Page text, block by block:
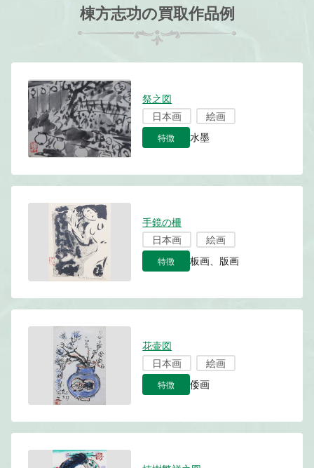
棟方志功の買取作品例
祭之図
日本画
絵画
特徴 水墨
手鏡の柵
日本画
絵画
特徴 板画、版画
花壷図
日本画
絵画
特徴 倭画